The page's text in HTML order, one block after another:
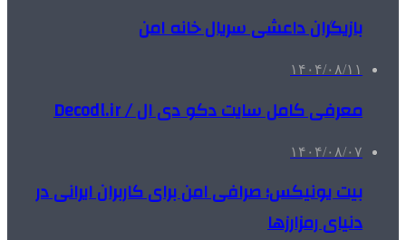
بازیگران داعشی سریال خانه امن
۱۴۰۴/۰۸/۱۱
معرفی کامل سایت دکو دی ال / Decodl.ir
۱۴۰۴/۰۸/۰۷
بیت یونیکس؛ صرافی امن برای کاربران ایرانی در
دنیای رمزارزها